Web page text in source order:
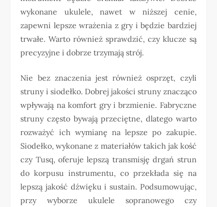
wykonane ukulele, nawet w niższej cenie,
zapewni lepsze wrażenia z gry i będzie bardziej
trwałe. Warto również sprawdzić, czy klucze są
precyzyjne i dobrze trzymają strój.
Nie bez znaczenia jest również osprzęt, czyli
struny i siodełko. Dobrej jakości struny znacząco
wpływają na komfort gry i brzmienie. Fabryczne
struny często bywają przeciętne, dlatego warto
rozważyć ich wymianę na lepsze po zakupie.
Siodełko, wykonane z materiałów takich jak kość
czy Tusq, oferuje lepszą transmisję drgań strun
do korpusu instrumentu, co przekłada się na
lepszą jakość dźwięku i sustain. Podsumowując,
przy wyborze ukulele sopranowego czy